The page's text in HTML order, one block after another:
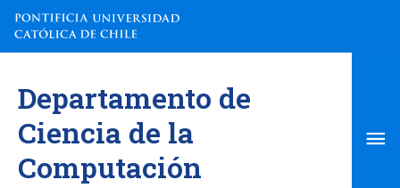
contenido
Departamento de
Ciencia de la
Computación